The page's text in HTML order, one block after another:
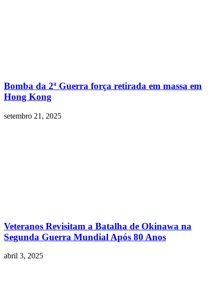
Bomba da 2ª Guerra força retirada em massa em
Hong Kong
setembro 21, 2025
Veteranos Revisitam a Batalha de Okinawa na
Segunda Guerra Mundial Após 80 Anos
abril 3, 2025